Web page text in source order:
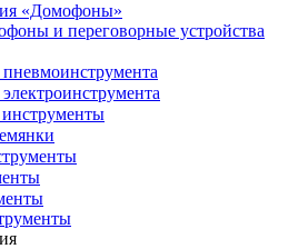
«Домофоны»
и переговорные устройства